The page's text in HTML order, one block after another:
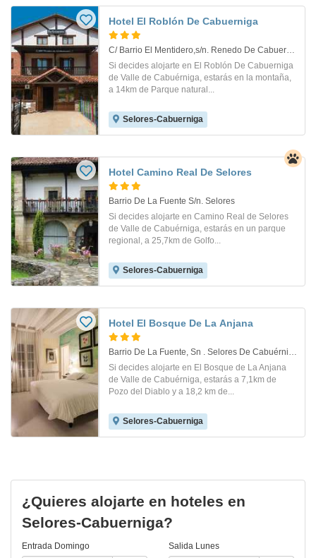
Hotel El Roblón De Cabuerniga
C/ Barrio El Mentidero,s/n. Renedo De Cabuerniga
Si decides alojarte en El Roblón De Cabuerniga
de Valle de Cabuérniga, estarás en la montaña,
a 14km de Parque natural...
Selores-Cabuerniga
Hotel Camino Real De Selores
Barrio De La Fuente S/n. Selores
Si decides alojarte en Camino Real de Selores
de Valle de Cabuérniga, estarás en un parque
regional, a 25,7km de Golfo...
Selores-Cabuerniga
Hotel El Bosque De La Anjana
Barrio De La Fuente, Sn . Selores De Cabuérniga
Si decides alojarte en El Bosque de La Anjana
de Valle de Cabuérniga, estarás a 7,1km de
Pozo del Diablo y a 18,2 km de...
Selores-Cabuerniga
¿Quieres alojarte en hoteles en
Selores-Cabuerniga?
Entrada Domingo Salida Lunes